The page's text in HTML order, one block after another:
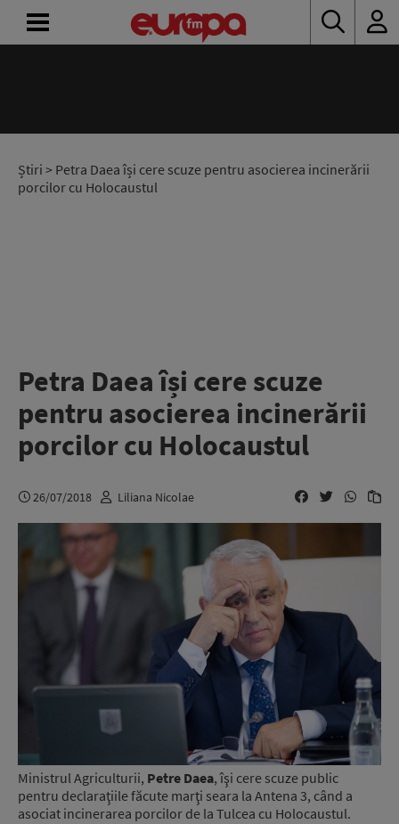
Știri > Petra Daea își cere scuze pentru asocierea incinerării
porcilor cu Holocaustul
Petra Daea își cere scuze
pentru asocierea incinerării
porcilor cu Holocaustul
26/07/2018 Liliana Nicolae
Ministrul Agriculturii, Petre Daea, îşi cere scuze public
pentru declaraţiile făcute marţi seara la Antena 3, când a
asociat incinerarea porcilor de la Tulcea cu Holocaustul.
RADIO